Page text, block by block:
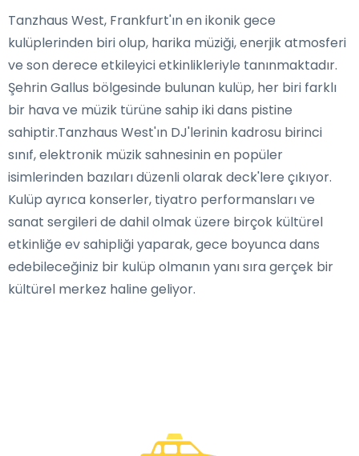
Tanzhaus West, Frankfurt'ın en ikonik gece
kulüplerinden biri olup, harika müziği, enerjik atmosferi
ve son derece etkileyici etkinlikleriyle tanınmaktadır.
Şehrin Gallus bölgesinde bulunan kulüp, her biri farklı
bir hava ve müzik türüne sahip iki dans pistine
sahiptir.Tanzhaus West'ın DJ'lerinin kadrosu birinci
sınıf, elektronik müzik sahnesinin en popüler
isimlerinden bazıları düzenli olarak deck'lere çıkıyor.
Kulüp ayrıca konserler, tiyatro performansları ve
sanat sergileri de dahil olmak üzere birçok kültürel
etkinliğe ev sahipliği yaparak, gece boyunca dans
edebileceğiniz bir kulüp olmanın yanı sıra gerçek bir
kültürel merkez haline geliyor.